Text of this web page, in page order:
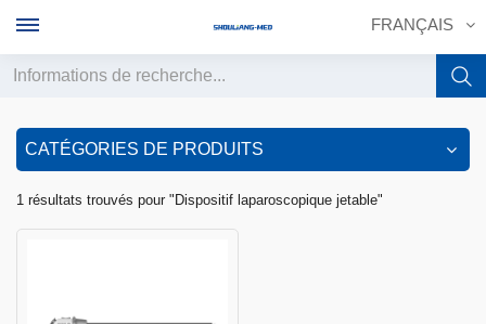
FRANÇAIS
English
français
CATÉGORIES DE PRODUITS
1 résultats trouvés pour "Dispositif laparoscopique jetable"